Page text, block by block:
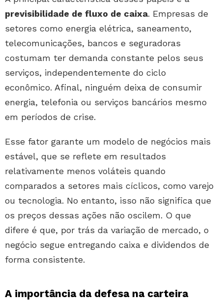
previsibilidade de fluxo de caixa. Empresas de
setores como energia elétrica, saneamento,
telecomunicações, bancos e seguradoras
costumam ter demanda constante pelos seus
serviços, independentemente do ciclo
econômico. Afinal, ninguém deixa de consumir
energia, telefonia ou serviços bancários mesmo
em períodos de crise.
Esse fator garante um modelo de negócios mais
estável, que se reflete em resultados
relativamente menos voláteis quando
comparados a setores mais cíclicos, como varejo
ou tecnologia. No entanto, isso não significa que
os preços dessas ações não oscilem. O que
difere é que, por trás da variação de mercado, o
negócio segue entregando caixa e dividendos de
forma consistente.
A importância da defesa na carteira